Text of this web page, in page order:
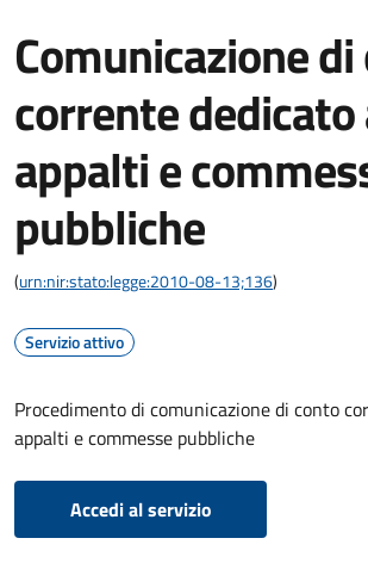
Comunicazione
corrente dedicato
appalti e
pubbliche
(urn:nir:stato:legge:2010-08-13;136)
Servizio attivo
Procedimento di comunicazione di conto
appalti e commesse pubbliche
Accedi al servizio